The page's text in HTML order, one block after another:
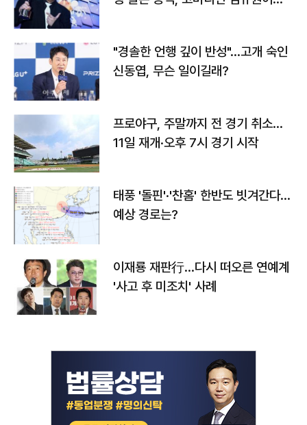
"경솔한 언행 깊이 반성"…고개 숙인
신동엽, 무슨 일이길래?
프로야구, 주말까지 전 경기 취소…
11일 재개·오후 7시 경기 시작
태풍 '돌핀'·'찬홈' 한반도 빗겨간다…
예상 경로는?
이재룡 재판行…다시 떠오른 연예계
'사고 후 미조치' 사례